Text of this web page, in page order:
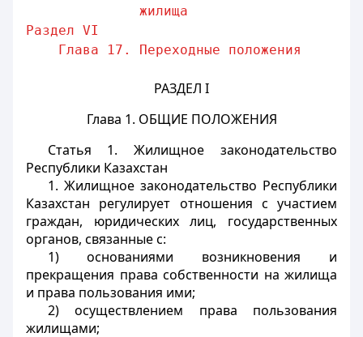
жилища
Раздел VI
Глава 17. Переходные положения
РАЗДЕЛ I
Глава 1. ОБЩИЕ ПОЛОЖЕНИЯ
Статья 1. Жилищное законодательство
Республики Казахстан
1. Жилищное законодательство Республики
Казахстан регулирует отношения с участием
граждан, юридических лиц, государственных
органов, связанные с:
1) основаниями возникновения и
прекращения права собственности на жилища
и права пользования ими;
2) осуществлением права пользования
жилищами;